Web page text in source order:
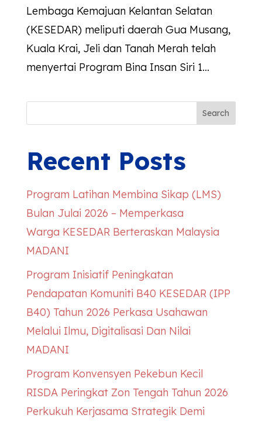
Lembaga Kemajuan Kelantan Selatan
(KESEDAR) meliputi daerah Gua Musang,
Kuala Krai, Jeli dan Tanah Merah telah
menyertai Program Bina Insan Siri 1...
Search
Recent Posts
Program Latihan Membina Sikap (LMS)
Bulan Julai 2026 – Memperkasa
Warga KESEDARBerteraskan Malaysia
MADANI
Program Inisiatif Peningkatan
Pendapatan Komuniti B40 KESEDAR(IPP
B40) Tahun 2026 Perkasa Usahawan
Melalui Ilmu, Digitalisasi Dan Nilai
MADANI
Program Konvensyen Pekebun Kecil
RISDA Peringkat Zon Tengah Tahun 2026
Perkukuh Kerjasama Strategik Demi